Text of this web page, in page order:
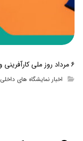
۶ مرداد روز ملی کارآفرینی و آموزش‌های فنی و حرفه‌ای گرامی باد
اخبار نمایشگاه های داخلی